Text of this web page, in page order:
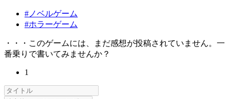
#ノベルゲーム
#ホラーゲーム
・・・このゲームには、まだ感想が投稿されていません。一
番乗りで書いてみませんか？
1